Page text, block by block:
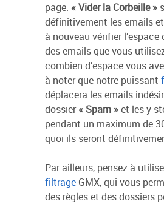
page. « Vider la Corbeille »
définitivement les emails
à nouveau vérifier
des emails que vous
combien d’espace vous
à noter que notre puissant
déplacera les emails
dossier« Spam »et les y
pendant un maximum de
quoi ils seront
Par ailleurs, pensez à
filtrage GMX, qui vous
des règles et des dossiers